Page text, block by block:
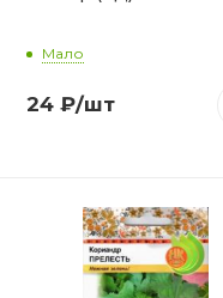
Мало
24₽/шт